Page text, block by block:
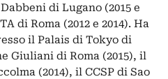
di Lugano (2015 e
di Roma (2012 e 2014). Ha
il Palais di Tokyo di
Giuliani di Roma (2015), il
(2014), il CCSP di Sao